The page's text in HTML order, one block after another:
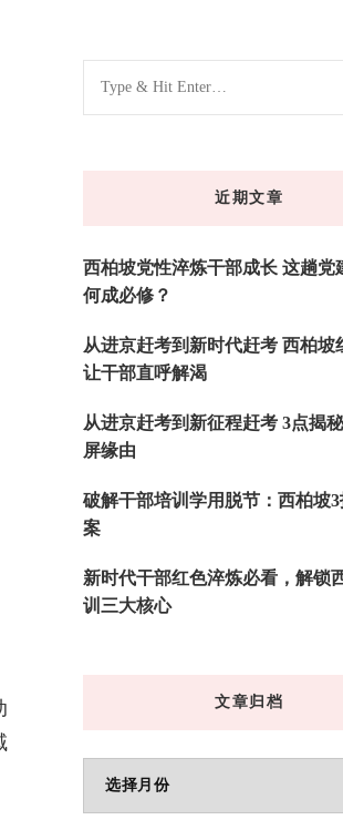
找
什
近期文章
西柏坡党性淬炼干部成长 这趟党
何成必修？
从进京赶考到新时代赶考 西柏坡
让干部直呼解渴
从进京赶考到新征程赶考 3点揭
屏缘由
破解干部培训学用脱节：西柏坡
案
新时代干部红色淬炼必看，解锁
训三大核心
文章归档
章